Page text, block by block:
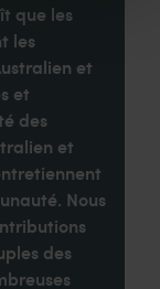
que les
les
et
et
des
et
Nous
des